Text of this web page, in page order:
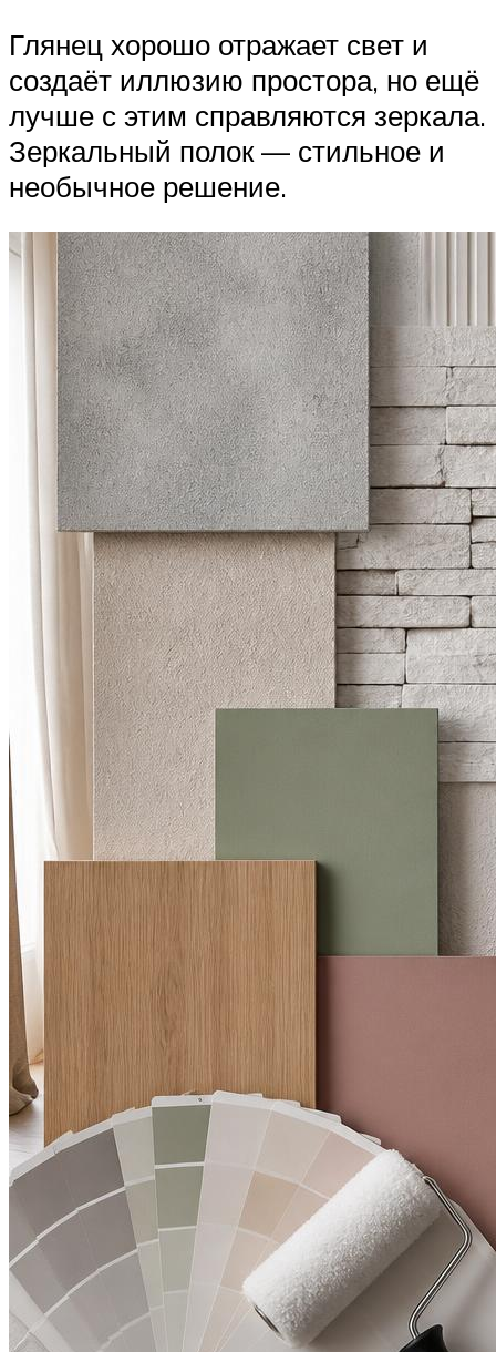
Глянец хорошо отражает свет и
создаёт иллюзию простора, но ещё
лучше с этим справляются зеркала.
Зеркальный полок — стильное и
необычное решение.